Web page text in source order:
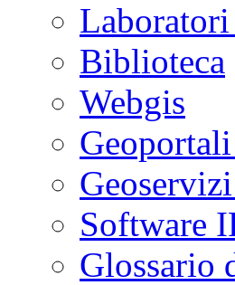
Laboratori
Biblioteca
Webgis
Software
Glossario